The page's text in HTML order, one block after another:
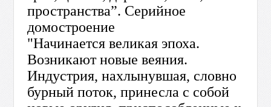
пространства”. Серийное
домостроение
"Начинается великая эпоха.
Возникают новые веяния.
Индустрия, нахлынувшая, словно
бурный поток, принесла с собой